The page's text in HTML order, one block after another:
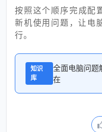
按照这个顺序完成配
新机使用问题，让电
行。
知识
库
全面电脑问题
在